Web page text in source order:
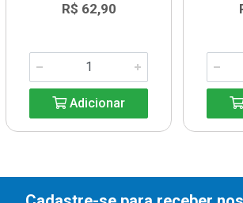
R$ 62,90
Adicionar